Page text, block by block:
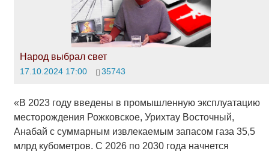
Народ выбрал свет
17.10.2024 17:00 35743
«В 2023 году введены в промышленную эксплуатацию
месторождения Рожковское, Урихтау Восточный,
Анабай с суммарным извлекаемым запасом газа 35,5
млрд кубометров. С 2026 по 2030 года начнется